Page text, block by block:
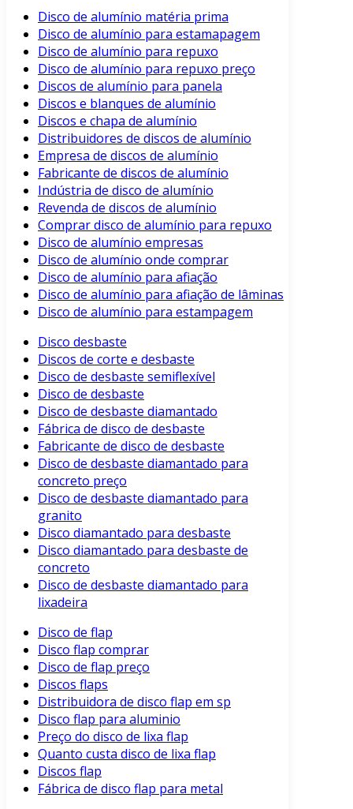
Disco de alumínio matéria prima
Disco de alumínio para estamapagem
Disco de alumínio para repuxo
Disco de alumínio para repuxo preço
Discos de alumínio para panela
Discos e blanques de alumínio
Discos e chapa de alumínio
Distribuidores de discos de alumínio
Empresa de discos de alumínio
Fabricante de discos de alumínio
Indústria de disco de alumínio
Revenda de discos de alumínio
Comprar disco de alumínio para repuxo
Disco de alumínio empresas
Disco de alumínio onde comprar
Disco de alumínio para afiação
Disco de alumínio para afiação de lâminas
Disco de alumínio para estampagem
Disco desbaste
Discos de corte e desbaste
Disco de desbaste semiflexível
Disco de desbaste
Disco de desbaste diamantado
Fábrica de disco de desbaste
Fabricante de disco de desbaste
Disco de desbaste diamantado para
concreto preço
Disco de desbaste diamantado para
granito
Disco diamantado para desbaste
Disco diamantado para desbaste de
concreto
Disco de desbaste diamantado para
lixadeira
Disco de flap
Disco flap comprar
Disco de flap preço
Discos flaps
Distribuidora de disco flap em sp
Disco flap para aluminio
Preço do disco de lixa flap
Quanto custa disco de lixa flap
Discos flap
Fábrica de disco flap para metal